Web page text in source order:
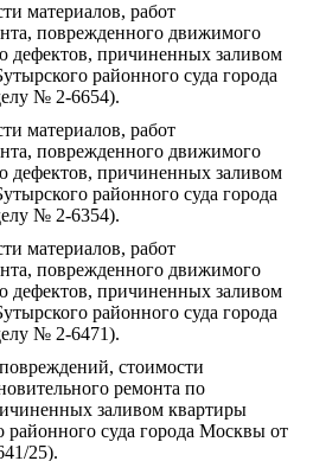
материалов, работ
поврежденного движимого
дефектов, причиненных заливом
районного суда города
№ 2-6654).
материалов, работ
поврежденного движимого
дефектов, причиненных заливом
районного суда города
№ 2-6354).
материалов, работ
поврежденного движимого
дефектов, причиненных заливом
районного суда города
№ 2-6471).
стоимости
ремонта по
заливом квартиры
районного суда города Москвы от
25).